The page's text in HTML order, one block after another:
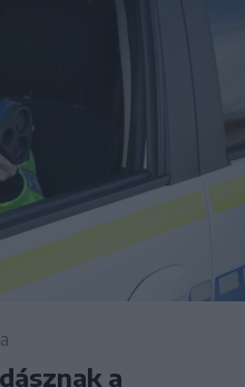
a